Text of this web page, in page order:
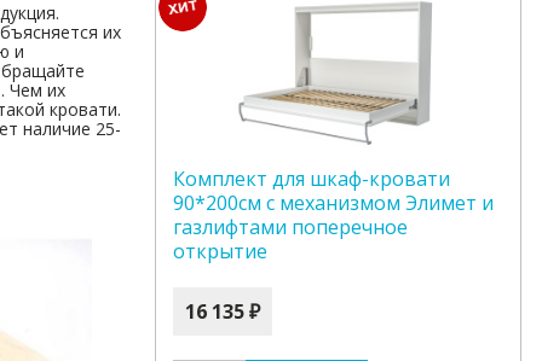
их
и
Чем их
кровати.
наличие 25-
Комплект для шкаф-кровати
90*200см с механизмом Элимет и
газлифтами поперечное
открытие
16 135 ₽